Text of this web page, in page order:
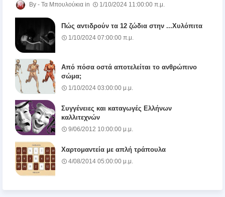
Τα Μπουλούκια 1/10/2024 11:00:00 π.μ.
Πώς αντιδρούν τα 12 ζώδια στην ...Χυλόπιτα
1/10/2024 07:00:00 π.μ.
Από πόσα οστά αποτελείται το ανθρώπινο
σώμα;
1/10/2024 03:00:00 μ.μ.
Συγγένειες και καταγωγές Ελλήνων
καλλιτεχνών
9/06/2012 10:00:00 μ.μ.
Χαρτομαντεία με απλή τράπουλα
4/08/2014 05:00:00 μ.μ.